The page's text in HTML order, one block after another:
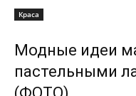
Краса
Модные идеи
пастельными